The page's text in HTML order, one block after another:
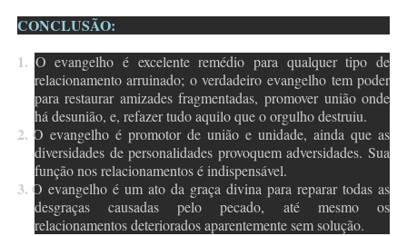
CONCLUSÃO:
1. O evangelho é excelente remédio para qualquer tipo de
relacionamento arruinado; o verdadeiro evangelho tem poder
para restaurar amizades fragmentadas, promover união onde
há desunião, e, refazer tudo aquilo que o orgulho destruiu.
2. O evangelho é promotor de união e unidade, ainda que as
diversidades de personalidades provoquem adversidades. Sua
função nos relacionamentos é indispensável.
3. O evangelho é um ato da graça divina para reparar todas as
desgraças causadas pelo pecado, até mesmo os
relacionamentos deteriorados aparentemente sem solução.